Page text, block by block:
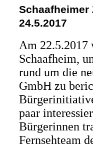
Schaafheimer
24.5.2017
Am 22.5.2017
Schaafheim,
rund um die
GmbH zu
paar
Bürgerinnen
Fernsehteam